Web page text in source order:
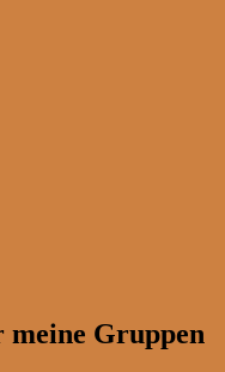
meine Gruppen